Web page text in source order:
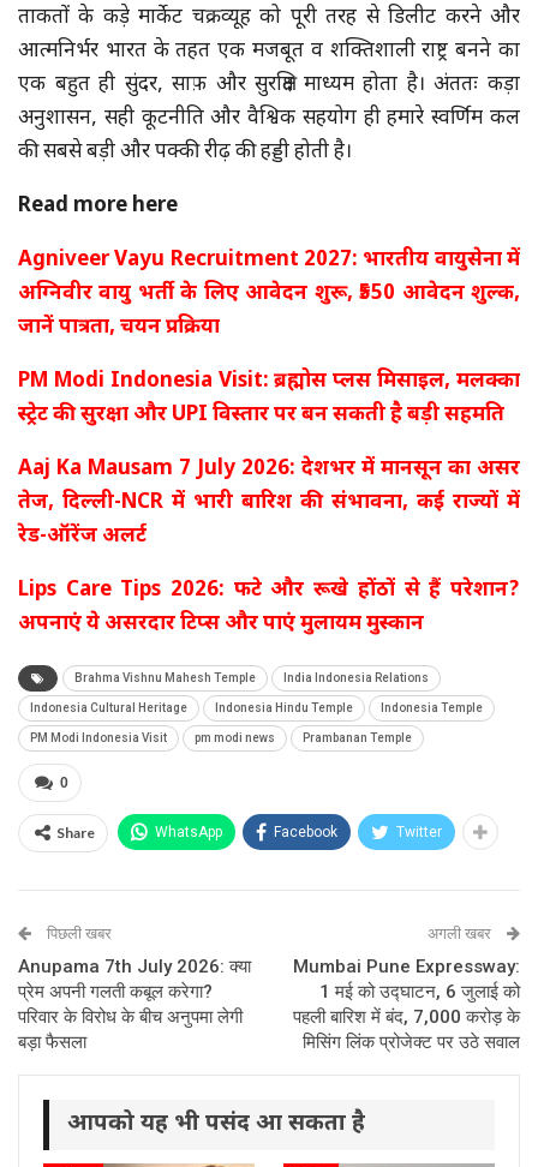
ताकतों के कड़े मार्केट चक्रव्यूह को पूरी तरह से डिलीट करने और
आत्मनिर्भर भारत के तहत एक मजबूत व शक्तिशाली राष्ट्र बनने का
एक बहुत ही सुंदर, साफ़ और सुरक्षित माध्यम होता है। अंततः कड़ा
अनुशासन, सही कूटनीति और वैश्विक सहयोग ही हमारे स्वर्णिम कल
की सबसे बड़ी और पक्की रीढ़ की हड्डी होती है।
Read more here
Agniveer Vayu Recruitment 2027: भारतीय वायुसेना में
अग्निवीर वायु भर्ती के लिए आवेदन शुरू, ₹550 आवेदन शुल्क,
जानें पात्रता, चयन प्रक्रिया
PM Modi Indonesia Visit: ब्रह्मोस प्लस मिसाइल, मलक्का
स्ट्रेट की सुरक्षा और UPI विस्तार पर बन सकती है बड़ी सहमति
Aaj Ka Mausam 7 July 2026: देशभर में मानसून का असर
तेज, दिल्ली-NCR में भारी बारिश की संभावना, कई राज्यों में
रेड-ऑरेंज अलर्ट
Lips Care Tips 2026: फटे और रूखे होंठों से हैं परेशान?
अपनाएं ये असरदार टिप्स और पाएं मुलायम मुस्कान
Brahma Vishnu Mahesh Temple India Indonesia Relations
Indonesia Cultural Heritage Indonesia Hindu Temple Indonesia Temple
PM Modi Indonesia Visit pm modi news Prambanan Temple
0
Share WhatsApp Facebook Twitter
पिछली खबर
Anupama 7th July 2026: क्या
प्रेम अपनी गलती कबूल करेगा?
परिवार के विरोध के बीच अनुपमा लेगी
बड़ा फैसला
अगली खबर
Mumbai Pune Expressway:
1 मई को उद्घाटन, 6 जुलाई को
पहली बारिश में बंद, 7,000 करोड़ के
मिसिंग लिंक प्रोजेक्ट पर उठे सवाल
आपको यह भी पसंद आ सकता है